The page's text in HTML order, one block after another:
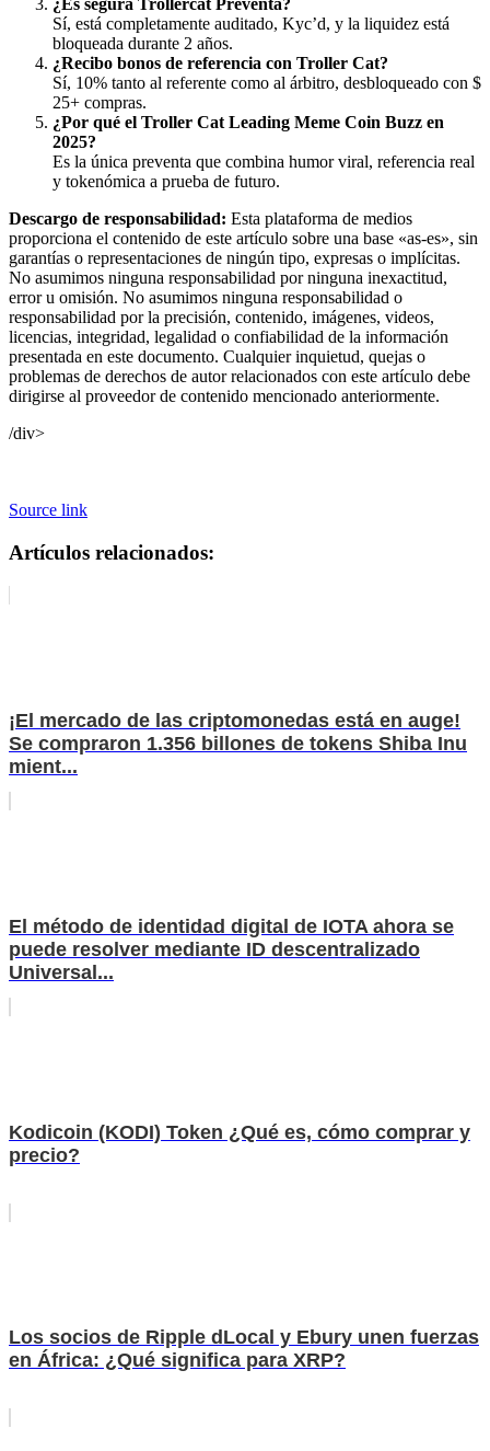
¿Es segura Trollercat Preventa?
Sí, está completamente auditado, Kyc’d, y la liquidez está
bloqueada durante 2 años.
¿Recibo bonos de referencia con Troller Cat?
Sí, 10% tanto al referente como al árbitro, desbloqueado con $
25+ compras.
¿Por qué el Troller Cat Leading Meme Coin Buzz en
2025?
Es la única preventa que combina humor viral, referencia real
y tokenómica a prueba de futuro.
Descargo de responsabilidad: Esta plataforma de medios
proporciona el contenido de este artículo sobre una base «as-es», sin
garantías o representaciones de ningún tipo, expresas o implícitas.
No asumimos ninguna responsabilidad por ninguna inexactitud,
error u omisión. No asumimos ninguna responsabilidad o
responsabilidad por la precisión, contenido, imágenes, videos,
licencias, integridad, legalidad o confiabilidad de la información
presentada en este documento. Cualquier inquietud, quejas o
problemas de derechos de autor relacionados con este artículo debe
dirigirse al proveedor de contenido mencionado anteriormente.
/div>
Source link
Artículos relacionados:
¡El mercado de las criptomonedas está en auge!
Se compraron 1.356 billones de tokens Shiba Inu
mient...
El método de identidad digital de IOTA ahora se
puede resolver mediante ID descentralizado
Universal...
Kodicoin (KODI) Token ¿Qué es, cómo comprar y
precio?
Los socios de Ripple dLocal y Ebury unen fuerzas
en África: ¿Qué significa para XRP?